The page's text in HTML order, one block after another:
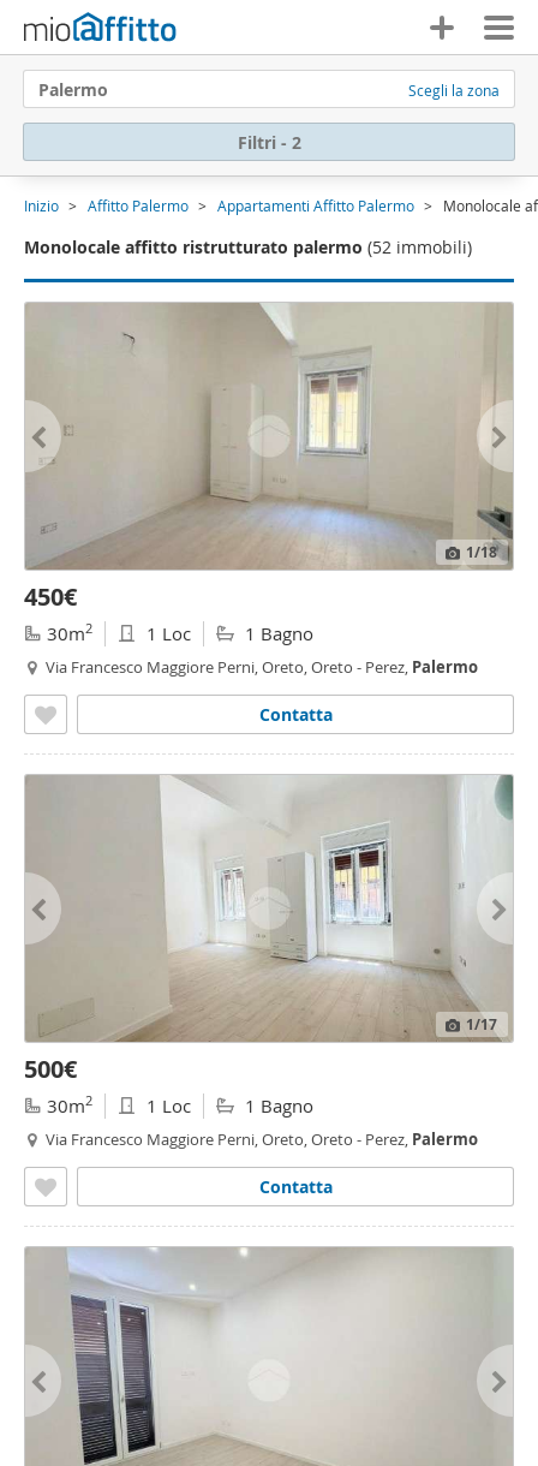
Palermo Scegli la zona
Filtri - 2
Inizio Affitto Palermo Appartamenti Affitto Palermo Monolocale
Monolocale affitto ristrutturato palermo (52 immobili)
1/18
450€
30m2 1 Loc 1 Bagno
Via Francesco Maggiore Perni, Oreto, Oreto - Perez, Palermo
Contatta
1/17
500€
30m2 1 Loc 1 Bagno
Via Francesco Maggiore Perni, Oreto, Oreto - Perez, Palermo
Contatta